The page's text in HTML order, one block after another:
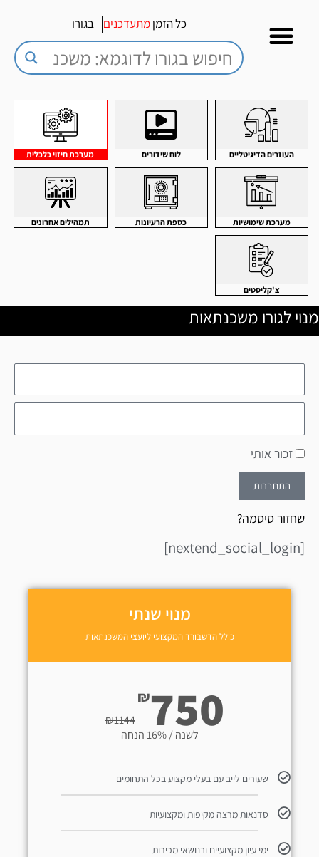
כל הזמןמתעדכנים בגורו
העוזרים הדיגיטליים לוח שידורים מערכת חיזוי כלכלית
מערכת שימושיות כספת הרעיונות תמהילים אחרונים
צ'קליסטים
מנוי לגורו משכנתאות
זכור אותי
התחברות
שחזור סיסמה?
[nextend_social_login]
מנוי שנתי
כולל הדשבורד המקצועי ליועצי המשכנתאות
₪1144
₪750
לשנה / 16% הנחה
שעורים לייב עם בעלי מקצוע בכל התחומים
סדנאות מרצה מקיפות ומקצועיות
ימי עיון מקצועיים ובנושאי מכירות